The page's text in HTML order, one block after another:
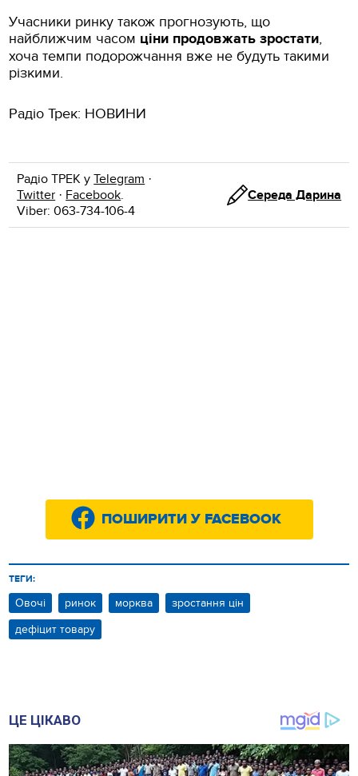
Учасники ринку також прогнозують, що
найближчим часом ціни продовжать зростати,
хоча темпи подорожчання вже не будуть такими
різкими.
Радіо Трек: НОВИНИ
Радіо ТРЕК уTelegram ·
Twitter · Facebook.
Viber: 063-734-106-4
Середа Дарина
ПОШИРИТИ У FACEBOOK
ТЕГИ:
Овочі ринок морква
зростання цін
дефіцит товару
ЦЕ ЦІКАВО